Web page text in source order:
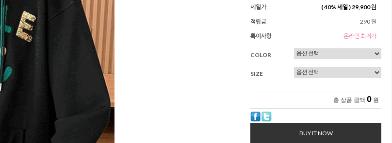
세일가
(40% 세일 )29,900 원
적립금
290 원
특이사항
온라인 최저가
COLOR
SIZE
총 상품 금액 0 원
BUY IT NOW